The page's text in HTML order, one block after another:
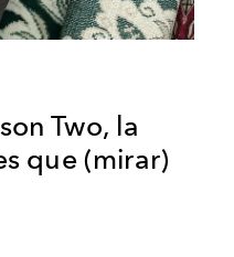
Two, la
que (mirar)